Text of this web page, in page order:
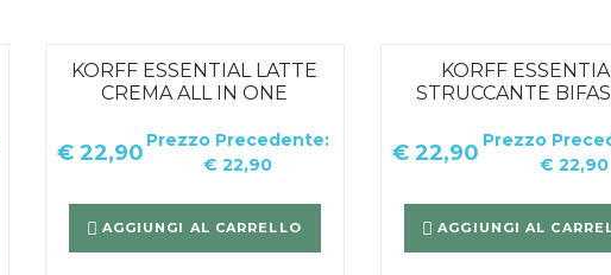
KORFF ESSENTIAL LATTE
CREMA ALL IN ONE
€22,90 Prezzo Precedente:
€ 22,90
AGGIUNGI AL CARRELLO
KORFF
STRUCCANTE
€ 22,90 Prezzo
€ 22,90
AGGIUNGI AL